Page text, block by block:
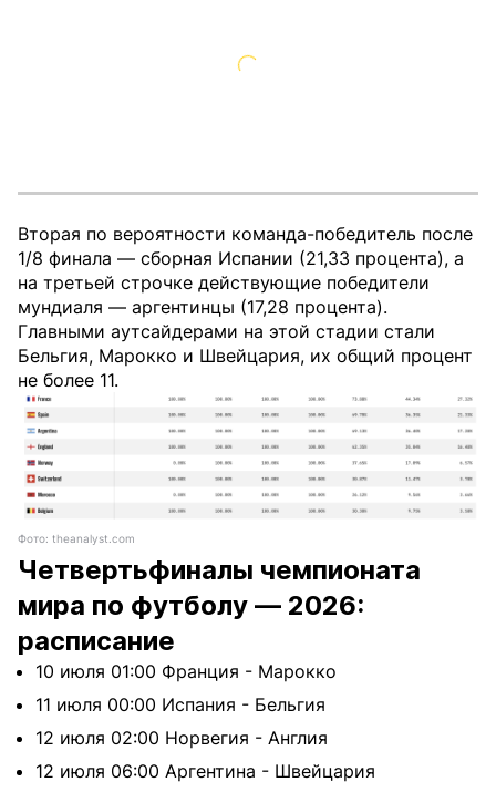
Вторая по вероятности команда-победитель после
1/8 финала — сборная Испании (21,33 процента), а
на третьей строчке действующие победители
мундиаля — аргентинцы (17,28 процента).
Главными аутсайдерами на этой стадии стали
Бельгия, Марокко и Швейцария, их общий процент
не более 11.
Фото: theanalyst.com
Четвертьфиналы чемпионата
мира по футболу — 2026:
расписание
10 июля 01:00 Франция - Марокко
11 июля 00:00 Испания - Бельгия
12 июля 02:00 Норвегия - Англия
12 июля 06:00 Аргентина - Швейцария